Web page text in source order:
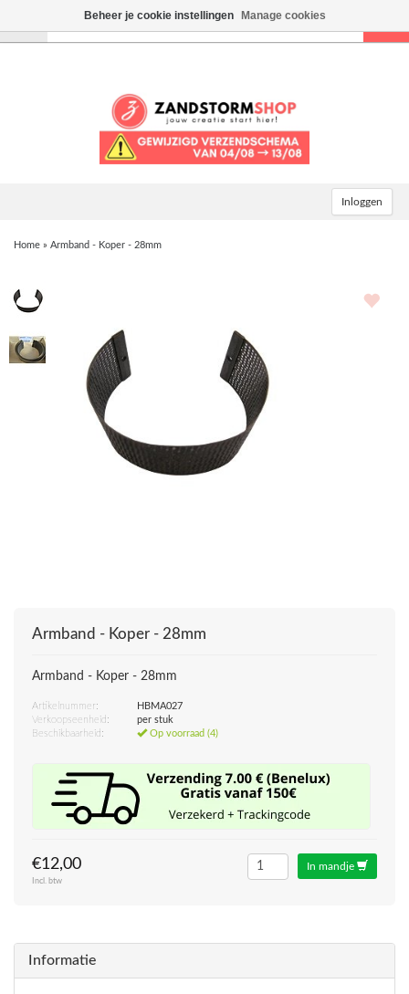
Inloggen
Home » Armband - Koper - 28mm
Armband - Koper - 28mm
Armband - Koper - 28mm
Artikelnummer:
HBMA027
Verkoopseenheid:
per stuk
Beschikbaarheid:
Op voorraad (4)
€12,00
Incl. btw
In mandje
Informatie
Beheer je cookie instellingen Manage cookies